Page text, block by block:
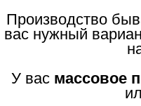
Производство
вас нужный
У вас массовое